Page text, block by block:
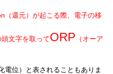
（還元）が起こる際、電子の移
頭文字を取ってORP （オーア
位）と表されることもありま